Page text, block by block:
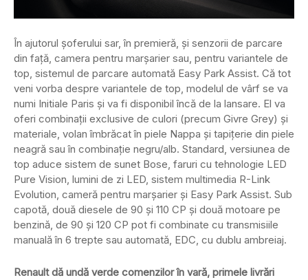
În ajutorul șoferului sar, în premieră, și senzorii de parcare
din față, camera pentru marșarier sau, pentru variantele de
top, sistemul de parcare automată Easy Park Assist. Că tot
veni vorba despre variantele de top, modelul de vârf se va
numi Initiale Paris și va fi disponibil încă de la lansare. El va
oferi combinații exclusive de culori (precum Givre Grey) și
materiale, volan îmbrăcat în piele Nappa și tapițerie din piele
neagră sau în combinație negru/alb. Standard, versiunea de
top aduce sistem de sunet Bose, faruri cu tehnologie LED
Pure Vision, lumini de zi LED, sistem multimedia R-Link
Evolution, cameră pentru marșarier și Easy Park Assist. Sub
capotă, două diesele de 90 și 110 CP și două motoare pe
benzină, de 90 și 120 CP pot fi combinate cu transmisiile
manuală în 6 trepte sau automată, EDC, cu dublu ambreiaj.
Renault dă undă verde comenzilor în vară, primele livrări